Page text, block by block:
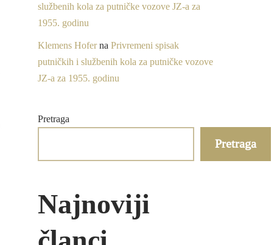
službenih kola za putničke vozove JZ-a za
1955. godinu
Klemens Hoferna Privremeni spisak
putničkih i službenih kola za putničke vozove
JZ-a za 1955. godinu
Pretraga
Pretraga
Najnoviji